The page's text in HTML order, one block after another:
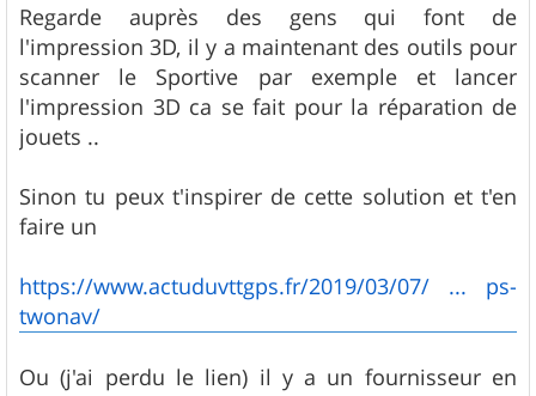
Regarde auprès des gens qui font de
l'impression 3D, il y a maintenant des outils pour
scanner le Sportive par exemple et lancer
l'impression 3D ca se fait pour la réparation de
jouets ..
Sinon tu peux t'inspirer de cette solution et t'en
faire un
https://www.actuduvttgps.fr/2019/03/07/ ... ps-
twonav/
Ou (j'ai perdu le lien) il y a un fournisseur en